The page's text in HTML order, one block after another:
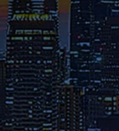
ゼミ指導Pickup
深い議論と発表の繰り返しが専
門性と実践力を高める。
募集要項